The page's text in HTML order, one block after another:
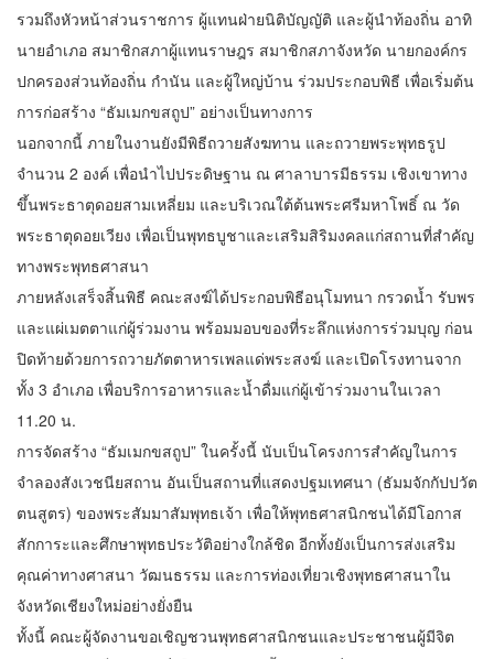
รวมถึงหัวหน้าส่วนราชการ ผู้แทนฝ่ายนิติบัญญัติ และผู้นำท้องถิ่น อาทิ
นายอำเภอ สมาชิกสภาผู้แทนราษฎร สมาชิกสภาจังหวัด นายกองค์กร
ปกครองส่วนท้องถิ่น กำนัน และผู้ใหญ่บ้าน ร่วมประกอบพิธี เพื่อเริ่มต้น
การก่อสร้าง “ธัมเมกขสถูป” อย่างเป็นทางการ
นอกจากนี้ ภายในงานยังมีพิธีถวายสังฆทาน และถวายพระพุทธรูป
จำนวน 2 องค์ เพื่อนำไปประดิษฐาน ณ ศาลาบารมีธรรม เชิงเขาทาง
ขึ้นพระธาตุดอยสามเหลี่ยม และบริเวณใต้ต้นพระศรีมหาโพธิ์ ณ วัด
พระธาตุดอยเวียง เพื่อเป็นพุทธบูชาและเสริมสิริมงคลแก่สถานที่สำคัญ
ทางพระพุทธศาสนา
ภายหลังเสร็จสิ้นพิธี คณะสงฆ์ได้ประกอบพิธีอนุโมทนา กรวดน้ำ รับพร
และแผ่เมตตาแก่ผู้ร่วมงาน พร้อมมอบของที่ระลึกแห่งการร่วมบุญ ก่อน
ปิดท้ายด้วยการถวายภัตตาหารเพลแด่พระสงฆ์ และเปิดโรงทานจาก
ทั้ง 3 อำเภอ เพื่อบริการอาหารและน้ำดื่มแก่ผู้เข้าร่วมงานในเวลา
11.20 น.
การจัดสร้าง “ธัมเมกขสถูป” ในครั้งนี้ นับเป็นโครงการสำคัญในการ
จำลองสังเวชนียสถาน อันเป็นสถานที่แสดงปฐมเทศนา (ธัมมจักกัปปวัต
ตนสูตร) ของพระสัมมาสัมพุทธเจ้า เพื่อให้พุทธศาสนิกชนได้มีโอกาส
สักการะและศึกษาพุทธประวัติอย่างใกล้ชิด อีกทั้งยังเป็นการส่งเสริม
คุณค่าทางศาสนา วัฒนธรรม และการท่องเที่ยวเชิงพุทธศาสนาใน
จังหวัดเชียงใหม่อย่างยั่งยืน
ทั้งนี้ คณะผู้จัดงานขอเชิญชวนพุทธศาสนิกชนและประชาชนผู้มีจิต